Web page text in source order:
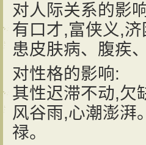
对人际关系的影
有口才,富侠义,
患皮肤病、腹疾
对性格的影响:
其性迟滞不动,欠
风谷雨,心潮澎湃
禄。